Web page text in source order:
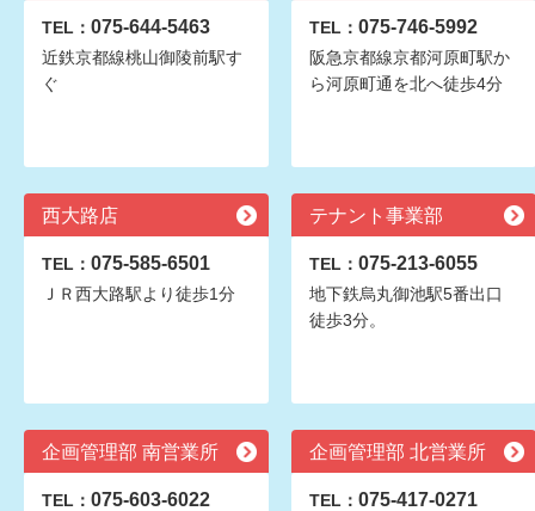
TEL： 075-644-5463
近鉄京都線桃山御陵前駅す
ぐ
TEL： 075-746-5992
阪急京都線京都河原町駅か
ら河原町通を北へ徒歩4分
西大路店
TEL： 075-585-6501
ＪＲ西大路駅より徒歩1分
テナント事業部
TEL： 075-213-6055
地下鉄烏丸御池駅5番出口
徒歩3分。
企画管理部 南営業所
TEL： 075-603-6022
企画管理部 北営業所
TEL： 075-417-0271